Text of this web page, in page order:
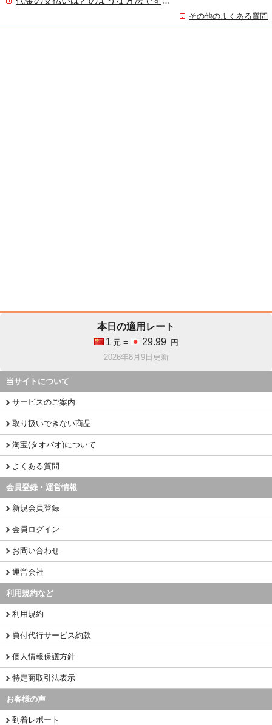
その他のよくある質問
本日の適用レート
1 元 = 29.99
円
2026年8月9日更新
当サイトについて
サービスのご案内
取り扱いできない商品
淘宝(タオバオ)について
よくある質問
会員登録・運営情報
新規会員登録
会員ログイン
お問い合わせ
運営会社
利用規約など
利用規約
買付代行サービス約款
個人情報保護方針
特定商取引法表示
お客様の声
到着レポート